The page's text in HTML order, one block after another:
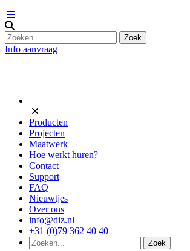
Info aanvraag
Producten
Projecten
Maatwerk
Hoe werkt huren?
Contact
Support
FAQ
Nieuwtjes
Over ons
info@diz.nl
+31 (0)79 362 40 40